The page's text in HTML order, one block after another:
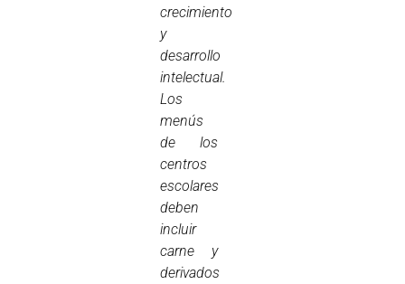
crecimiento
y
desarrollo
intelectual.
Los
menús
de los
centros
escolares
deben
incluir
carne y
derivados